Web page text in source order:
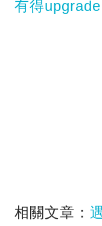
有得upgrade
相關文章：